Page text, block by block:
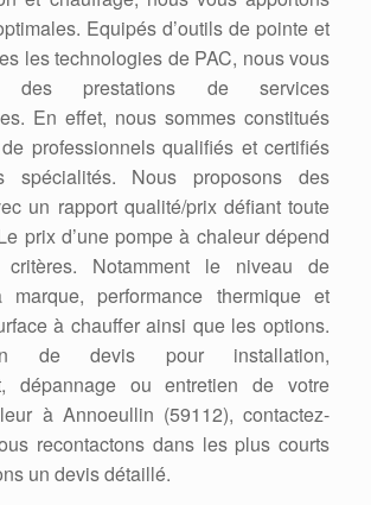
Equipés d’outils de pointe et
les technologies de PAC, nous vous
des prestations de services
En effet, nous sommes constitués
professionnels qualifiés et certifiés
spécialités. Nous proposons des
un rapport qualité/prix défiant toute
prix d’une pompe à chaleur dépend
Notamment le niveau de
performance thermique et
à chauffer ainsi que les options.
de devis pour installation,
dépannage ou entretien de votre
à Annoeullin (59112), contactez-
recontactons dans les plus courts
un devis détaillé.